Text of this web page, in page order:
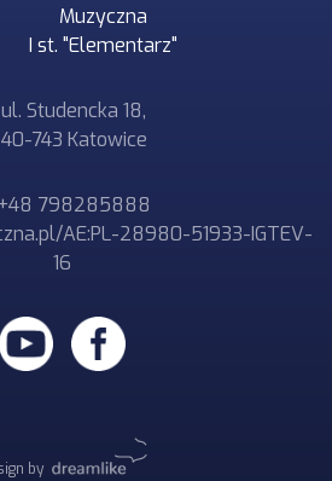
Muzyczna
I st. "Elementarz"
ul. Studencka 18,
40-743 Katowice
798285888
AE:PL-28980-51933-IGTEV-
16
by